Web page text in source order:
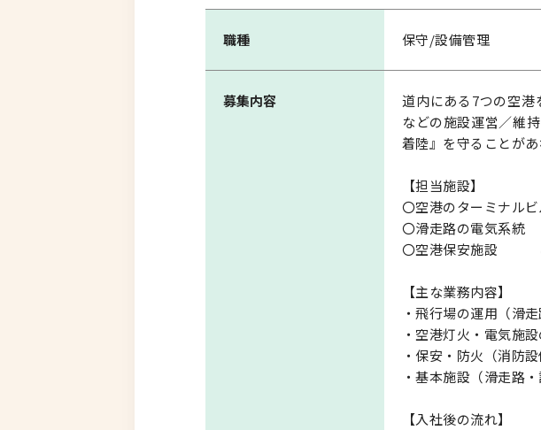
職種 保守/設備管理
募集内容
道内にある7つの空
などの施設運営／維
着陸』を守ることがあ
【担当施設】
〇空港のターミナル
〇滑走路の電気系統
〇空港保安施設 と
【主な業務内容】
・飛行場の運用（滑走
・空港灯火・電気施
・保安・防火（消防
・基本施設（滑走路
【入社後の流れ】